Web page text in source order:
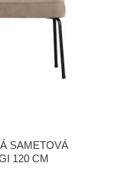
SAMETOVÁ
120 CM